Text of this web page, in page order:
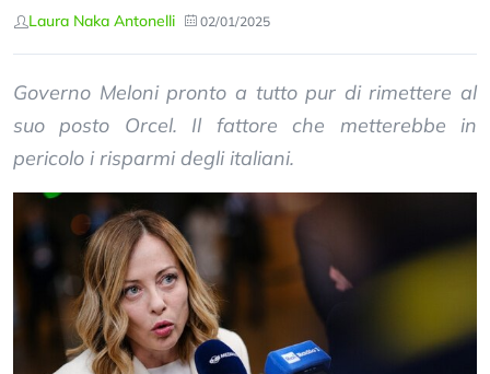
Laura Naka Antonelli 02/01/2025
Governo Meloni pronto a tutto pur di rimettere al
suo posto Orcel. Il fattore che metterebbe in
pericolo i risparmi degli italiani.